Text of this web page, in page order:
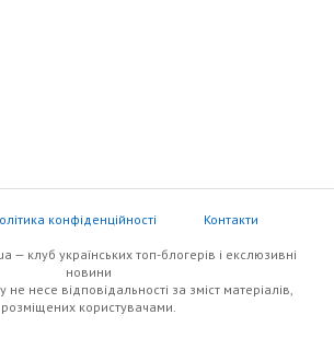
конфіденційності Контакти
— клуб українських топ-блогерів i екслюзивнi
новини
не несе відповідальності за зміст матеріалів,
розміщених користувачами.